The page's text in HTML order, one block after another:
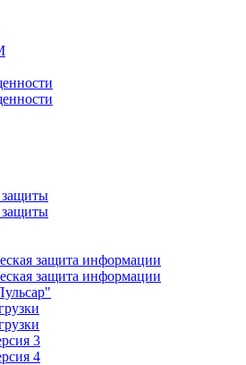
защиты
защиты
защита информации
защита информации
3
4